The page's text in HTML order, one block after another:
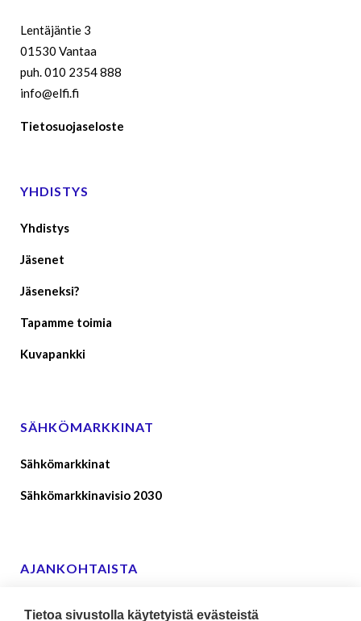
Lentäjäntie 3
01530 Vantaa
puh. 010 2354 888
info@elfi.fi
Tietosuojaseloste
YHDISTYS
Yhdistys
Jäsenet
Jäseneksi?
Tapamme toimia
Kuvapankki
SÄHKÖMARKKINAT
Sähkömarkkinat
Sähkömarkkinavisio 2030
AJANKOHTAISTA
Suomen sähkönkäyttäjien lausunto ehdoista ja
Tietoa sivustolla käytetyistä evästeistä